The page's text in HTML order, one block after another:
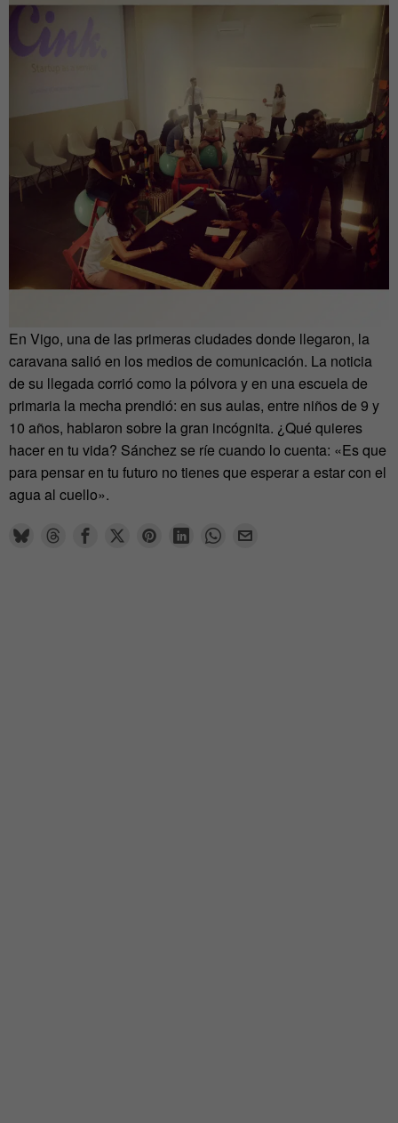
En Vigo, una de las primeras ciudades donde llegaron, la
caravana salió en los medios de comunicación. La noticia
de su llegada corrió como la pólvora y en una escuela de
primaria la mecha prendió: en sus aulas, entre niños de 9 y
10 años, hablaron sobre la gran incógnita. ¿Qué quieres
hacer en tu vida? Sánchez se ríe cuando lo cuenta: «Es que
para pensar en tu futuro no tienes que esperar a estar con el
agua al cuello».